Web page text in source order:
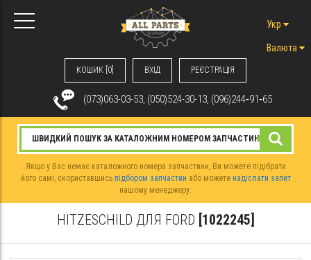
КОШИК [0] ВХIД РЕЄСТРАЦІЯ
Укр
Валюта
(073)063-03-53, (050)524-30-13, (096)244‑91‑65
Якщо у Вас немає каталожного номера запчастини, Ви можете підібрати
його самі, скориставшись підбором запчастин або можете надіслати запит
нашому менеджеру.
HITZESCHILD ДЛЯ FORD [1022245]